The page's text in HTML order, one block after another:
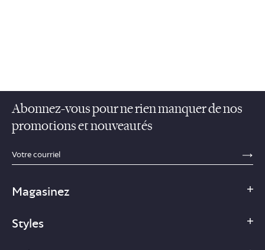
Abonnez-vous pour ne rien manquer de nos
promotions et nouveautés
sections.footer.email_field_ada_label
Magasinez
Styles